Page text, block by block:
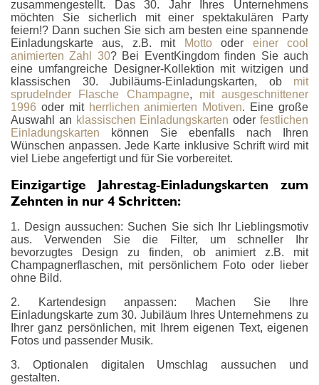
zusammengestellt. Das 30. Jahr Ihres Unternehmens
möchten Sie sicherlich mit einer spektakulären Party
feiern!? Dann suchen Sie sich am besten eine spannende
Einladungskarte aus, z.B. mit
Mottooder einer cool
animierten Zahl 30? Bei EventKingdom finden Sie auch
eine umfangreiche Designer-Kollektion mit witzigen und
klassischen 30. Jubiläums-Einladungskarten, ob mit
sprudelnder Flasche Champagne, mit ausgeschnittener
1996 oder mit herrlichen animierten Motiven. Eine große
Auswahl an klassischen Einladungskarten oderfestlichen
Einladungskarten können Sie ebenfalls nach Ihren
Wünschen anpassen. Jede Karte inklusive Schrift wird mit
viel Liebe angefertigt und für Sie vorbereitet.
Einzigartige Jahrestag-Einladungskarten zum
Zehnten in nur 4 Schritten:
1. Design aussuchen: Suchen Sie sich Ihr Lieblingsmotiv
aus. Verwenden Sie die Filter, um schneller Ihr
bevorzugtes Design zu finden, ob animiert z.B. mit
Champagnerflaschen, mit persönlichem Foto oder lieber
ohne Bild.
2. Kartendesign anpassen: Machen Sie Ihre
Einladungskarte zum 30. Jubiläum Ihres Unternehmens zu
Ihrer ganz persönlichen, mit Ihrem eigenen Text, eigenen
Fotos und passender Musik.
3. Optionalen digitalen Umschlag aussuchen und
gestalten.